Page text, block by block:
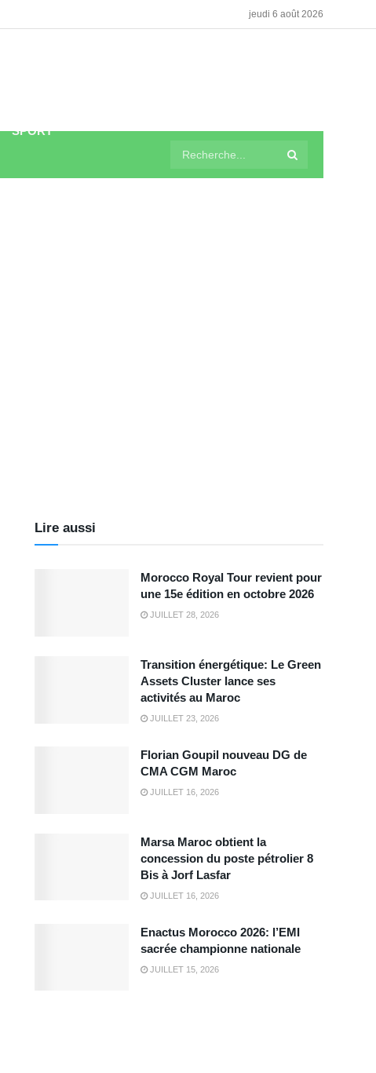
jeudi 6 août 2026
SPORT
Lire aussi
Morocco Royal Tour revient pour
une 15e édition en octobre 2026
JUILLET 28, 2026
Transition énergétique: Le Green
Assets Cluster lance ses
activités au Maroc
JUILLET 23, 2026
Florian Goupil nouveau DG de
CMA CGM Maroc
JUILLET 16, 2026
Marsa Maroc obtient la
concession du poste pétrolier 8
Bis à Jorf Lasfar
JUILLET 16, 2026
Enactus Morocco 2026: l’EMI
sacrée championne nationale
JUILLET 15, 2026